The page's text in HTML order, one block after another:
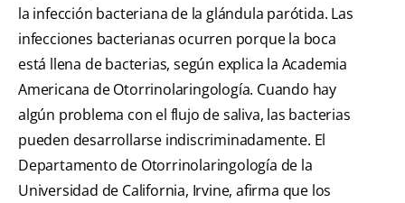
la infección bacteriana de la glándula parótida. Las
infecciones bacterianas ocurren porque la boca
está llena de bacterias, según explica la Academia
Americana de Otorrinolaringología. Cuando hay
algún problema con el flujo de saliva, las bacterias
pueden desarrollarse indiscriminadamente. El
Departamento de Otorrinolaringología de la
Universidad de California, Irvine, afirma que los